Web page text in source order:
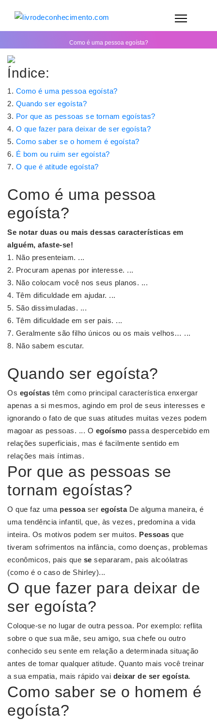
Como é uma pessoa egoísta?
Índice:
Como é uma pessoa egoísta?
Quando ser egoísta?
Por que as pessoas se tornam egoístas?
O que fazer para deixar de ser egoísta?
Como saber se o homem é egoísta?
É bom ou ruim ser egoísta?
O que é atitude egoísta?
Como é uma pessoa
egoísta?
Se notar duas ou mais dessas características em
alguém, afaste-se!
Não presenteiam. ...
Procuram apenas por interesse. ...
Não colocam você nos seus planos. ...
Têm dificuldade em ajudar. ...
São dissimuladas. ...
Têm dificuldade em ser pais. ...
Geralmente são filho únicos ou os mais velhos… ...
Não sabem escutar.
Quando ser egoísta?
Os egoístas têm como principal característica enxergar
apenas a si mesmos, agindo em prol de seus interesses e
ignorando o fato de que suas atitudes muitas vezes podem
magoar as pessoas. ... O egoísmo passa despercebido em
relações superficiais, mas é facilmente sentido em
relações mais íntimas.
Por que as pessoas se
tornam egoístas?
O que faz uma pessoaser egoístaDe alguma maneira, é
uma tendência infantil, que, às vezes, predomina a vida
inteira. Os motivos podem ser muitos. Pessoas que
tiveram sofrimentos na infância, como doenças, problemas
econômicos, pais que se separaram, pais alcoólatras
(como é o caso de Shirley)...
O que fazer para deixar de
ser egoísta?
Coloque-se no lugar de outra pessoa. Por exemplo: reflita
sobre o que sua mãe, seu amigo, sua chefe ou outro
conhecido seu sente em relação a determinada situação
antes de tomar qualquer atitude. Quanto mais você treinar
a sua empatia, mais rápido vai deixar de ser egoísta.
Como saber se o homem é
egoísta?